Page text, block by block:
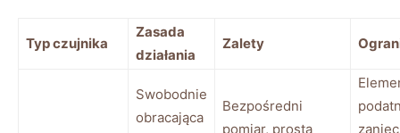
Typ czujnika
Zasada
działania
Zalety
Swobodnie
obracająca
Bezpośredni
pomiar, prosta